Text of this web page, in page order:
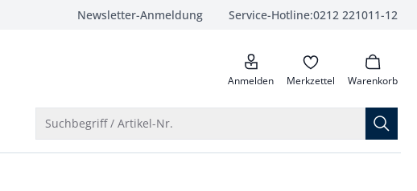
Newsletter-Anmeldung Service-Hotline:0212 221011-12
anrufen
Anmelden Merkzettel Warenkorb
Suchbegriff / Artikel-Nr.